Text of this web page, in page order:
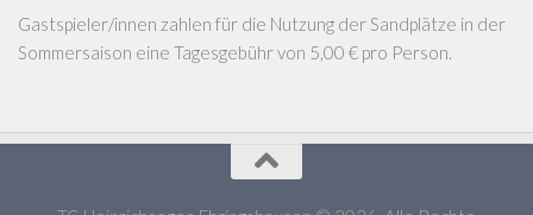
Gastspieler/innen zahlen für die Nutzung der Sandplätze in der
Sommersaison eine Tagesgebühr von 5,00 € pro Person.